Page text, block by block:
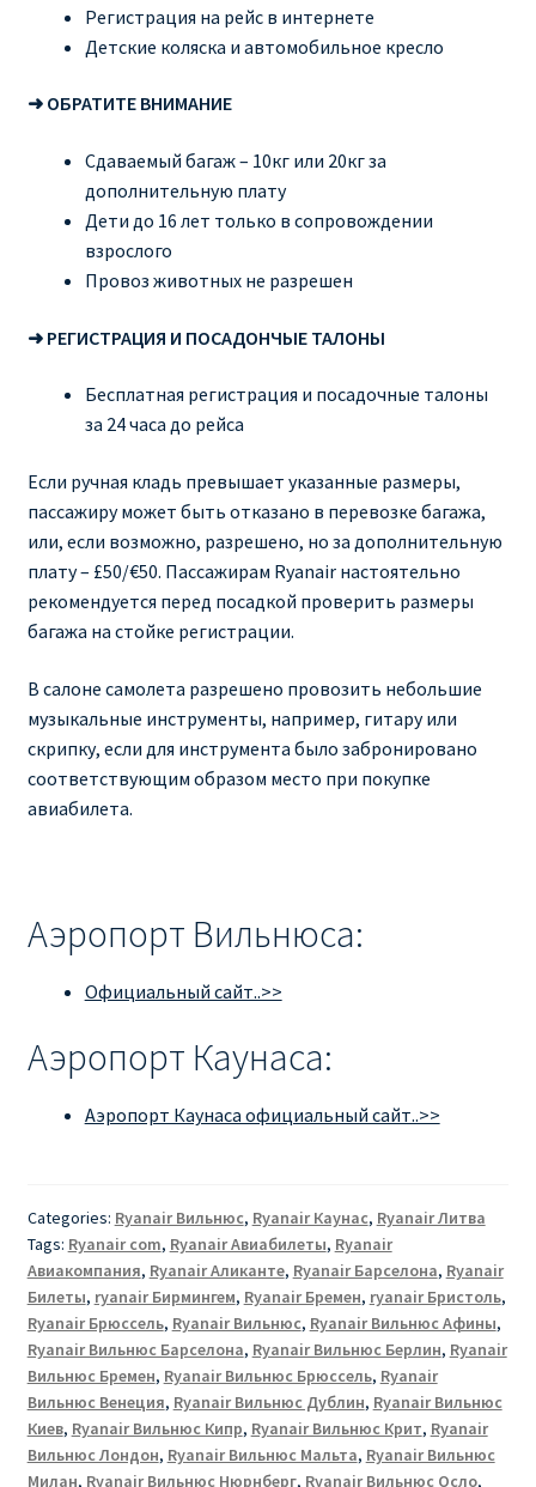
Регистрация на рейс в интернете
Детские коляска и автомобильное кресло
➜ ОБРАТИТЕ ВНИМАНИЕ
Сдаваемый багаж – 10кг или 20кг за
дополнительную плату
Дети до 16 лет только в сопровождении
взрослого
Провоз животных не разрешен
➜ РЕГИСТРАЦИЯ И ПОСАДОНЧЫЕ ТАЛОНЫ
Бесплатная регистрация и посадочные талоны
за 24 часа до рейса
Если ручная кладь превышает указанные размеры,
пассажиру может быть отказано в перевозке багажа,
или, если возможно, разрешено, но за дополнительную
плату – £50/€50. Пассажирам Ryanair настоятельно
рекомендуется перед посадкой проверить размеры
багажа на стойке регистрации.
В салоне самолета разрешено провозить небольшие
музыкальные инструменты, например, гитару или
скрипку, если для инструмента было забронировано
соответствующим образом место при покупке
авиабилета.
Аэропорт Вильнюса:
Официальный сайт..>>
Аэропорт Каунаса:
Аэропорт Каунаса официальный сайт..>>
Categories: Ryanair Вильнюс, Ryanair Каунас, Ryanair Литва
Tags: Ryanair com, Ryanair Авиабилеты, Ryanair
Авиакомпания, Ryanair Аликанте, Ryanair Барселона, Ryanair
Билеты, ryanair Бирмингем, Ryanair Бремен, ryanair Бристоль,
Ryanair Брюссель, Ryanair Вильнюс, Ryanair Вильнюс Афины,
Ryanair Вильнюс Барселона, Ryanair Вильнюс Берлин, Ryanair
Вильнюс Бремен, Ryanair Вильнюс Брюссель, Ryanair
Вильнюс Венеция, Ryanair Вильнюс Дублин, Ryanair Вильнюс
Киев, Ryanair Вильнюс Кипр, Ryanair Вильнюс Крит, Ryanair
Вильнюс Лондон, Ryanair Вильнюс Мальта, Ryanair Вильнюс
Милан, Ryanair Вильнюс Нюрнберг, Ryanair Вильнюс Осло,